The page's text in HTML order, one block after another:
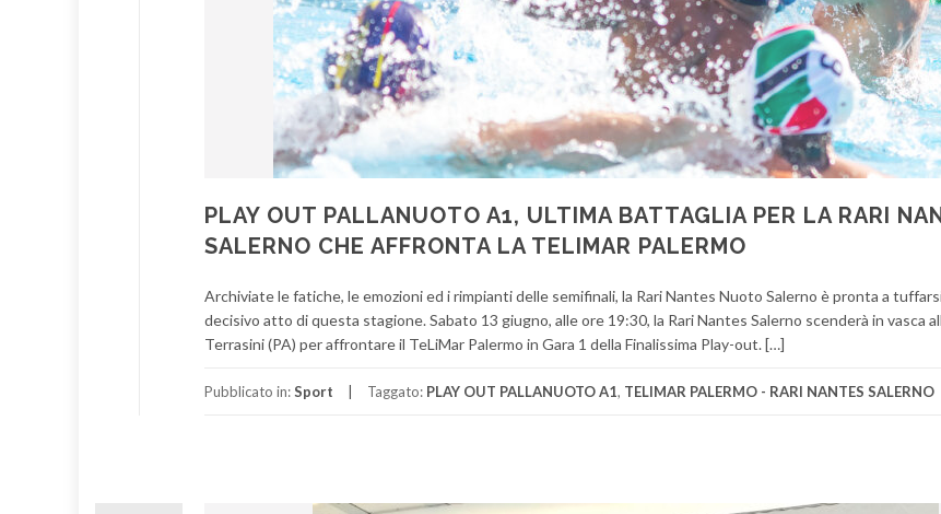
PLAY OUT PALLANUOTO A1, ULTIMA BATTAGLIA PER LA RARI
SALERNO CHE AFFRONTA LA TELIMAR PALERMO
Archiviate le fatiche, le emozioni ed i rimpianti delle semifinali, la Rari Nantes Nuoto Salerno è pronta a
decisivo atto di questa stagione. Sabato 13 giugno, alle ore 19:30, la Rari Nantes Salerno scenderà in vasca
Terrasini (PA) per affrontare il TeLiMar Palermo in Gara 1 della Finalissima Play-out. […]
Pubblicato in:Sport Taggato: PLAY OUT PALLANUOTO A1, TELIMAR PALERMO - RARI NANTES SALERNO